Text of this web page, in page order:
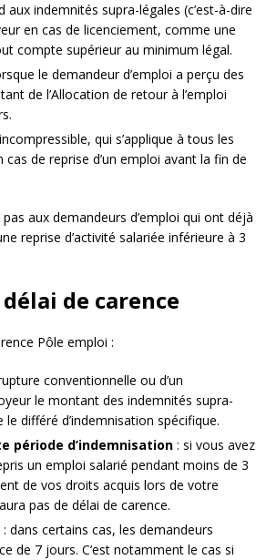
aux indemnités supra-légales (c’est-à-dire
en cas de licenciement, comme une
compte supérieur au minimum légal.
le demandeur d’emploi a perçu des
de l’Allocation de retour à l’emploi
incompressible, qui s’applique à tous les
de reprise d’un emploi avant la fin de
aux demandeurs d’emploi qui ont déjà
reprise d’activité salariée inférieure à 3
de carence
Pôle emploi :
conventionnelle ou d’un
le montant des indemnités supra-
différé d’indemnisation spécifique.
période d’indemnisation : si vous avez
un emploi salarié pendant moins de 3
de vos droits acquis lors de votre
pas de délai de carence.
: dans certains cas, les demandeurs
de 7 jours. C’est notamment le cas si